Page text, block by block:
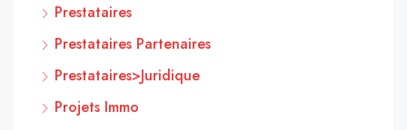
Prestataires
Prestataires Partenaires
Prestataires>Juridique
Projets Immo